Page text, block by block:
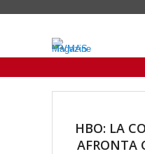
HBO: LA
AFRONTA